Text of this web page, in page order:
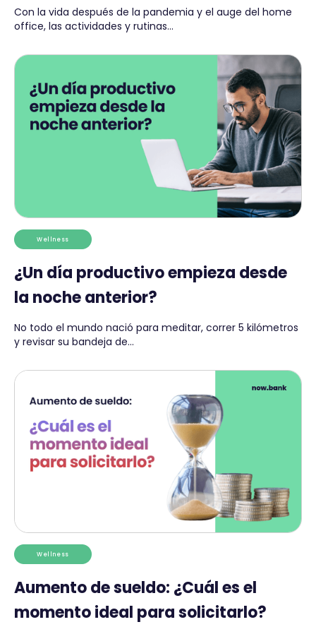
Con la vida después de la pandemia y el auge del home
office, las actividades y rutinas...
Wellness
¿Un día productivo empieza desde
la noche anterior?
No todo el mundo nació para meditar, correr 5 kilómetros
y revisar su bandeja de...
Wellness
Aumento de sueldo: ¿Cuál es el
momento ideal para solicitarlo?